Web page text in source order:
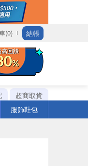
(0) 結帳
超商取貨
服飾鞋包